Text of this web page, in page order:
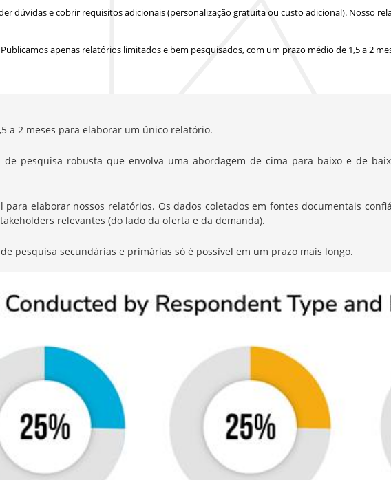
dúvidas e cobrir requisitos adicionais (personalização gratuita ou custo adicional). Nosso
apenas relatórios limitados e bem pesquisados, com um prazo médio de 1,5 a 2
a 2 meses para elaborar um único relatório.
pesquisa robusta que envolva uma abordagem de cima para baixo e de
elaborar nossos relatórios. Os dados coletados em fontes documentais
relevantes (do lado da oferta e da demanda).
pesquisa secundárias e primárias só é possível em um prazo mais longo.